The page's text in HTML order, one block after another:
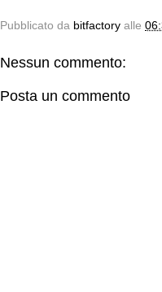
Pubblicato da bitfactory alle
Nessun commento:
Posta un commento